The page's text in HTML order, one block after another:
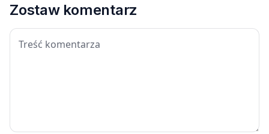
Zostaw komentarz